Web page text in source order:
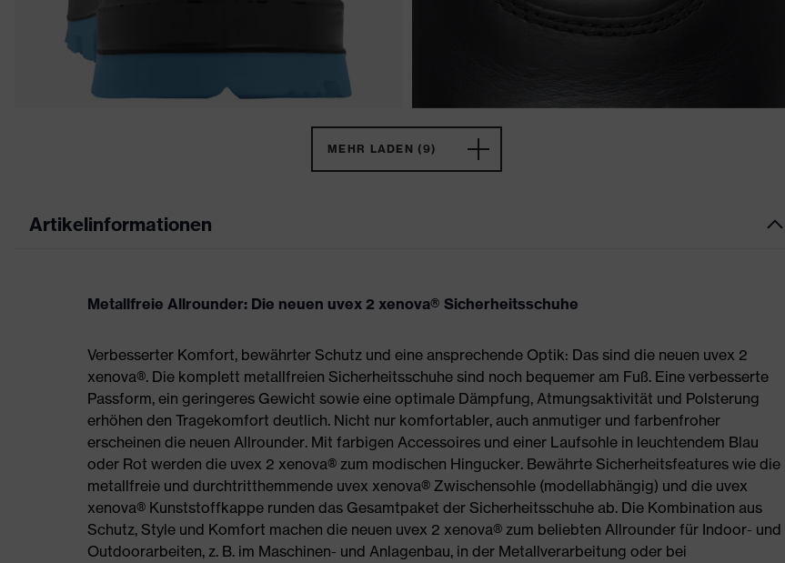
MEHR LADEN (9)
Artikelinformationen
Metallfreie Allrounder: Die neuen uvex 2 xenova® Sicherheitsschuhe
Verbesserter Komfort, bewährter Schutz und eine ansprechende Optik: Das sind die neuen uvex 2
xenova®. Die komplett metallfreien Sicherheitsschuhe sind noch bequemer am Fuß. Eine verbesserte
Passform, ein geringeres Gewicht sowie eine optimale Dämpfung, Atmungsaktivität und Polsterung
erhöhen den Tragekomfort deutlich. Nicht nur komfortabler, auch anmutiger und farbenfroher
erscheinen die neuen Allrounder. Mit farbigen Accessoires und einer Laufsohle in leuchtendem Blau
oder Rot werden die uvex 2 xenova® zum modischen Hingucker. Bewährte Sicherheitsfeatures wie die
metallfreie und durchtritthemmende uvex xenova® Zwischensohle (modellabhängig) und die uvex
xenova® Kunststoffkappe runden das Gesamtpaket der Sicherheitsschuhe ab. Die Kombination aus
Schutz, Style und Komfort machen die neuen uvex 2 xenova® zum beliebten Allrounder für Indoor- und
Outdoorarbeiten, z. B. im Maschinen- und Anlagenbau, in der Metallverarbeitung oder bei